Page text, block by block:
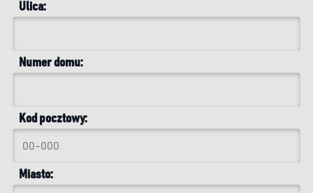
Ulica:
Numer domu:
Kod pocztowy:
Miasto: